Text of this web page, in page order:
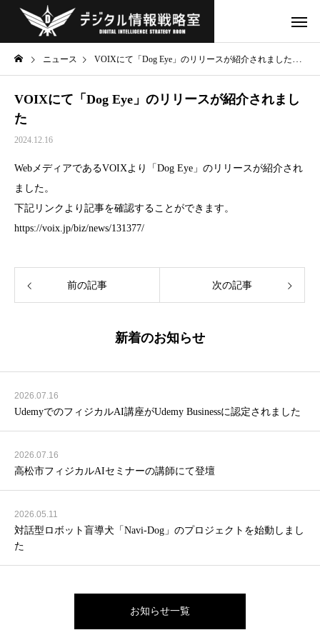
ニュース VOIXにて「Dog Eye」のリリースが紹介されました
VOIXにて「Dog Eye」のリリースが紹介されまし
た
2024.12.16
WebメディアであるVOIXより「Dog Eye」のリリースが紹介され
ました。
下記リンクより記事を確認することができます。
https://voix.jp/biz/news/131377/
前の記事 次の記事
新着のお知らせ
2026.07.16
UdemyでのフィジカルAI講座がUdemy Businessに認定されました
2026.07.16
高松市フィジカルAIセミナーの講師にて登壇
2026.05.11
対話型ロボット盲導⽝「Navi-Dog」のプロジェクトを始動しまし
た
お知らせ一覧